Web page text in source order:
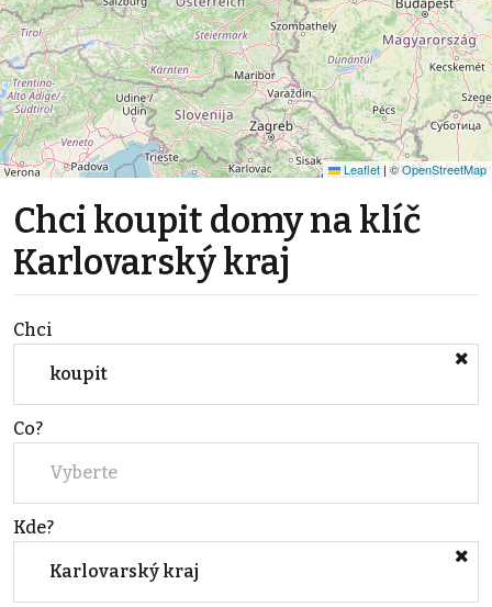
Leaflet | ©OpenStreetMap
Chci koupit domy na klíč
Karlovarský kraj
Chci
koupit
Co?
Vyberte
Kde?
Karlovarský kraj